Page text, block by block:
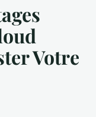
Votre